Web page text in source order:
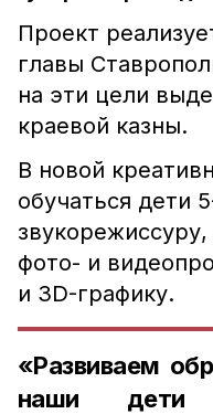
Проект
главы
на эти цели
краевой казны.
В новой
обучаться дети
фото- и
и 3D-графику.
«Развиваем
наши дети